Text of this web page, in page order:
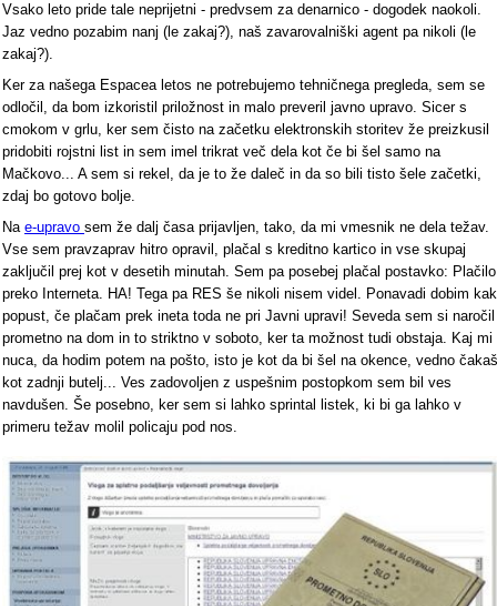
Vsako leto pride tale neprijetni - predvsem za denarnico - dogodek naokoli.
Jaz vedno pozabim nanj (le zakaj?), naš zavarovalniški agent pa nikoli (le
zakaj?).
Ker za našega Espacea letos ne potrebujemo tehničnega pregleda, sem se
odločil, da bom izkoristil priložnost in malo preveril javno upravo. Sicer s
cmokom v grlu, ker sem čisto na začetku elektronskih storitev že preizkusil
pridobiti rojstni list in sem imel trikrat več dela kot če bi šel samo na
Mačkovo... A sem si rekel, da je to že daleč in da so bili tisto šele začetki,
zdaj bo gotovo bolje.
Na e-upravo sem že dalj časa prijavljen, tako, da mi vmesnik ne dela težav.
Vse sem pravzaprav hitro opravil, plačal s kreditno kartico in vse skupaj
zaključil prej kot v desetih minutah. Sem pa posebej plačal postavko: Plačilo
preko Interneta. HA! Tega pa RES še nikoli nisem videl. Ponavadi dobim kak
popust, če plačam prek ineta toda ne pri Javni upravi! Seveda sem si naročil
prometno na dom in to striktno v soboto, ker ta možnost tudi obstaja. Kaj mi
nuca, da hodim potem na pošto, isto je kot da bi šel na okence, vedno čakaš
kot zadnji butelj... Ves zadovoljen z uspešnim postopkom sem bil ves
navdušen. Še posebno, ker sem si lahko sprintal listek, ki bi ga lahko v
primeru težav molil policaju pod nos.